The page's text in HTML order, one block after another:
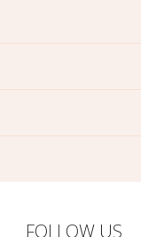
FOLLOW US